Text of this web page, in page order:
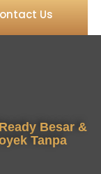
Us
Besar &
Tanpa